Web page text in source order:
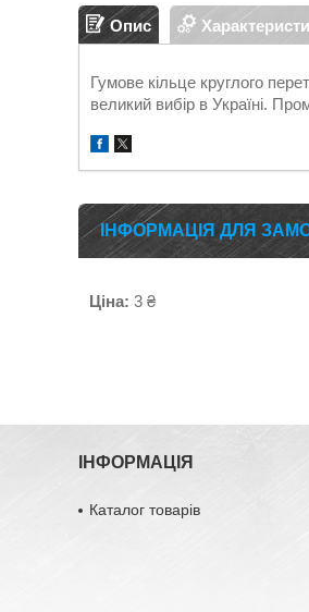
Опис
Гумове кільце круглого
великий вибір в Україні.
ІНФОРМАЦІЯ ДЛЯ
Ціна: 3 ₴
ІНФОРМАЦІЯ
Каталог товарів